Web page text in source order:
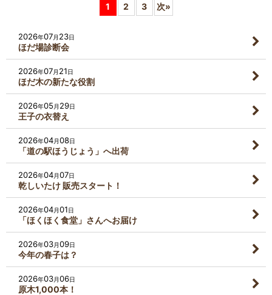
1 2 3 次»
2026年07月 23日
ほだ場診断会
2026年07月 21日
ほだ木の新たな役割
2026年05 月 29日
王子の衣替え
2026年04月08日
「道の駅ほうじょう」へ出荷
2026年04月07日
乾しいたけ 販売スタート！
2026年04月01日
「ほくほく食堂」さんへお届け
2026年03月09日
今年の春子は？
2026年03月06日
原木1,000本！